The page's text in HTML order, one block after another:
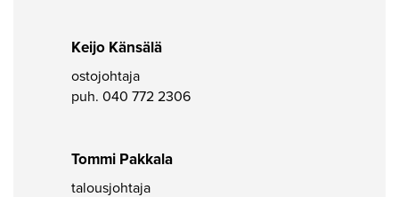
Keijo Känsälä
ostojohtaja
puh. 040 772 2306
Tommi Pakkala
talousjohtaja